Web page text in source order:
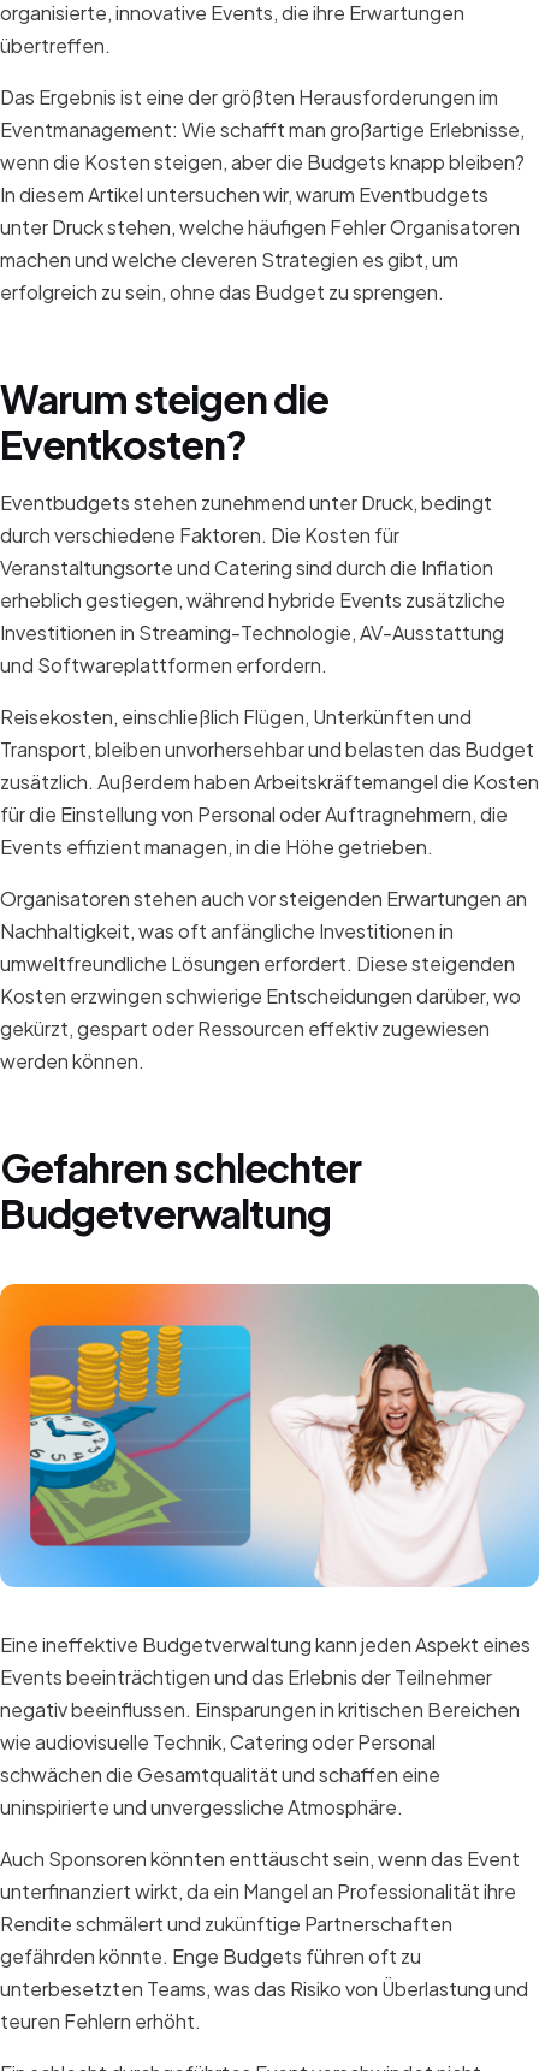
organisierte, innovative Events, die ihre Erwartungen
übertreffen.
Das Ergebnis ist eine der größten Herausforderungen im
Eventmanagement: Wie schafft man großartige Erlebnisse,
wenn die Kosten steigen, aber die Budgets knapp bleiben?
In diesem Artikel untersuchen wir, warum Eventbudgets
unter Druck stehen, welche häufigen Fehler Organisatoren
machen und welche cleveren Strategien es gibt, um
erfolgreich zu sein, ohne das Budget zu sprengen.
Warum steigen die
Eventkosten?
Eventbudgets stehen zunehmend unter Druck, bedingt
durch verschiedene Faktoren. Die Kosten für
Veranstaltungsorte und Catering sind durch die Inflation
erheblich gestiegen, während hybride Events zusätzliche
Investitionen in Streaming-Technologie, AV-Ausstattung
und Softwareplattformen erfordern.
Reisekosten, einschließlich Flügen, Unterkünften und
Transport, bleiben unvorhersehbar und belasten das Budget
zusätzlich. Außerdem haben Arbeitskräftemangel die Kosten
für die Einstellung von Personal oder Auftragnehmern, die
Events effizient managen, in die Höhe getrieben.
Organisatoren stehen auch vor steigenden Erwartungen an
Nachhaltigkeit, was oft anfängliche Investitionen in
umweltfreundliche Lösungen erfordert. Diese steigenden
Kosten erzwingen schwierige Entscheidungen darüber, wo
gekürzt, gespart oder Ressourcen effektiv zugewiesen
werden können.
Gefahren schlechter
Budgetverwaltung
Eine ineffektive Budgetverwaltung kann jeden Aspekt eines
Events beeinträchtigen und das Erlebnis der Teilnehmer
negativ beeinflussen. Einsparungen in kritischen Bereichen
wie audiovisuelle Technik, Catering oder Personal
schwächen die Gesamtqualität und schaffen eine
uninspirierte und unvergessliche Atmosphäre.
Auch Sponsoren könnten enttäuscht sein, wenn das Event
unterfinanziert wirkt, da ein Mangel an Professionalität ihre
Rendite schmälert und zukünftige Partnerschaften
gefährden könnte. Enge Budgets führen oft zu
unterbesetzten Teams, was das Risiko von Überlastung und
teuren Fehlern erhöht.